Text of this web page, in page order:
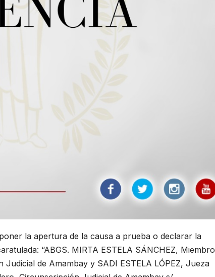
la apertura de la causa a prueba o declarar la
“ABGS. MIRTA ESTELA SÁNCHEZ, Miembro
de Amambay y SADI ESTELA LÓPEZ, Jueza